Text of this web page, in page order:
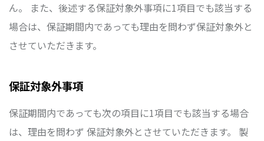
ん。 また、後述する保証対象外事項に1項目でも該当する
場合は、保証期間内であっても理由を問わず保証対象外と
させていただきます。
保証対象外事項
保証期間内であっても次の項目に1項目でも該当する場合
は、理由を問わず 保証対象外とさせていただきます。 製